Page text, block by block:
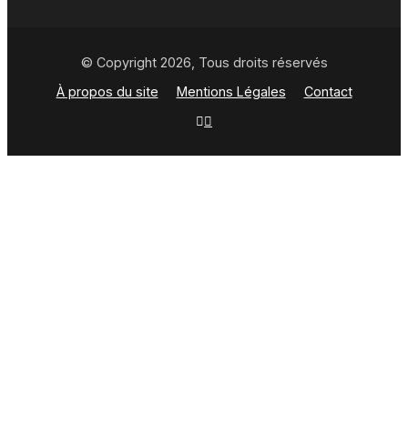
© Copyright 2026, Tous droits réservés
À propos du site
Mentions Légales Contact